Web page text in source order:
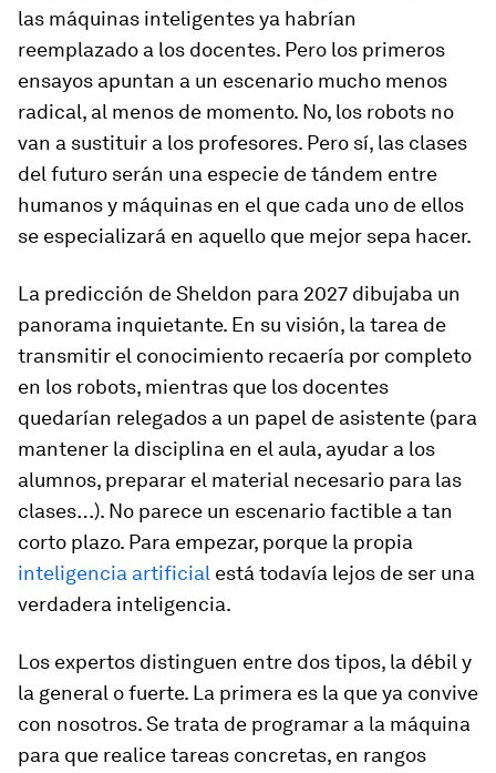
las máquinas inteligentes ya habrían
reemplazado a los docentes. Pero los primeros
ensayos apuntan a un escenario mucho menos
radical, al menos de momento. No, los robots no
van a sustituir a los profesores. Pero sí, las clases
del futuro serán una especie de tándem entre
humanos y máquinas en el que cada uno de ellos
se especializará en aquello que mejor sepa hacer.
La predicción de Sheldon para 2027 dibujaba un
panorama inquietante. En su visión, la tarea de
transmitir el conocimiento recaería por completo
en los robots, mientras que los docentes
quedarían relegados a un papel de asistente (para
mantener la disciplina en el aula, ayudar a los
alumnos, preparar el material necesario para las
clases…). No parece un escenario factible a tan
corto plazo. Para empezar, porque la propia
inteligencia artificial está todavía lejos de ser una
verdadera inteligencia.
Los expertos distinguen entre dos tipos, la débil y
la general o fuerte. La primera es la que ya convive
con nosotros. Se trata de programar a la máquina
para que realice tareas concretas, en rangos